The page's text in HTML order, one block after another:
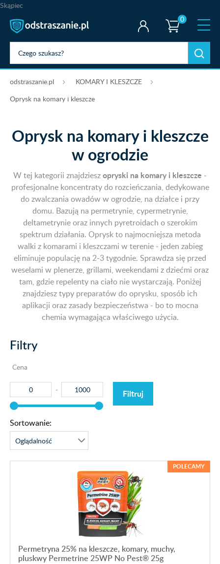
Skąpiec
0
odstraszanie.pl
KOMARY I KLESZCZE
Oprysk na komary i kleszcze
Oprysk na komary i kleszcze
w ogrodzie
W tej kategorii znajdzieszopryski na komary i kleszcze -
profesjonalne koncentraty do rozcieńczania, dedykowane
do zwalczania owadów w ogrodzie, na działce i przy
domu. Bazują na permetrynie, cypermetrynie,
deltametrynie oraz innych pyretroidach o szerokim
spektrum działania. Oprysk to najmocniejsza metoda
walki z komarami i kleszczami w terenie - jeden zabieg
eliminuje populację na 2-3 tygodnie. Sprawdza się przed
weselami w plenerze, grillami, weekendami z dziećmi oraz
tam, gdzie repelenty na ciało nie wystarczają. Poniżej
znajdziesz typy preparatów do oprysku, sposób ich
aplikacji oraz zasady bezpieczeństwa - bo to mocna
chemia wymagająca właściwego użycia.
Filtry
Cena
Filtruj
Sortowanie:
Permetryna 25% na kleszcze, komary, muchy,
pluskwy Permetrine 25WP No Pest® 25g
POLECAMY